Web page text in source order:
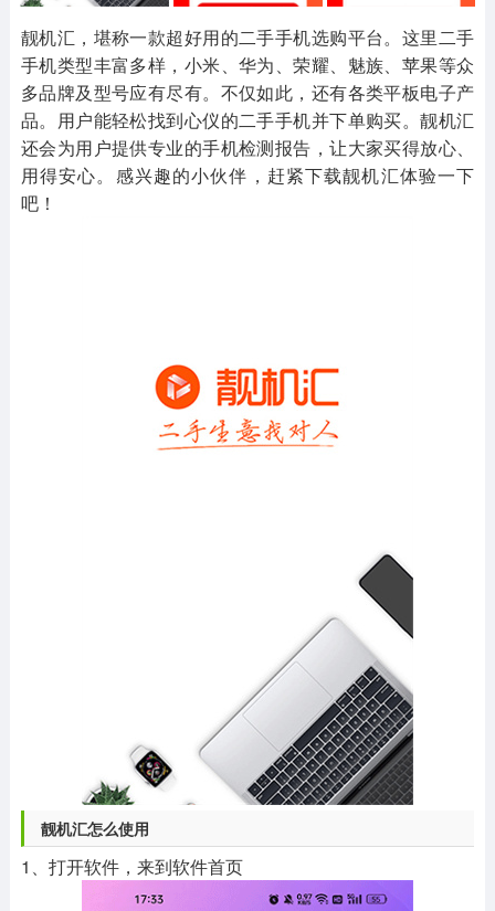
靓机汇，堪称一款超好用的二手手机选购平台。这里二手
手机类型丰富多样，小米、华为、荣耀、魅族、苹果等众
多品牌及型号应有尽有。不仅如此，还有各类平板电子产
品。用户能轻松找到心仪的二手手机并下单购买。靓机汇
还会为用户提供专业的手机检测报告，让大家买得放心、
用得安心。感兴趣的小伙伴，赶紧下载靓机汇体验一下
吧！
靓机汇怎么使用
1、打开软件，来到软件首页